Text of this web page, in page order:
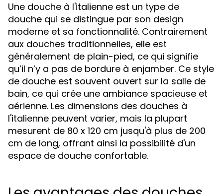
Une douche à l'italienne est un type de
douche qui se distingue par son design
moderne et sa fonctionnalité. Contrairement
aux douches traditionnelles, elle est
généralement de plain-pied, ce qui signifie
qu’il n’y a pas de bordure à enjamber. Ce style
de douche est souvent ouvert sur la salle de
bain, ce qui crée une ambiance spacieuse et
aérienne. Les dimensions des douches à
l'italienne peuvent varier, mais la plupart
mesurent de 80 x 120 cm jusqu'à plus de 200
cm de long, offrant ainsi la possibilité d'un
espace de douche confortable.